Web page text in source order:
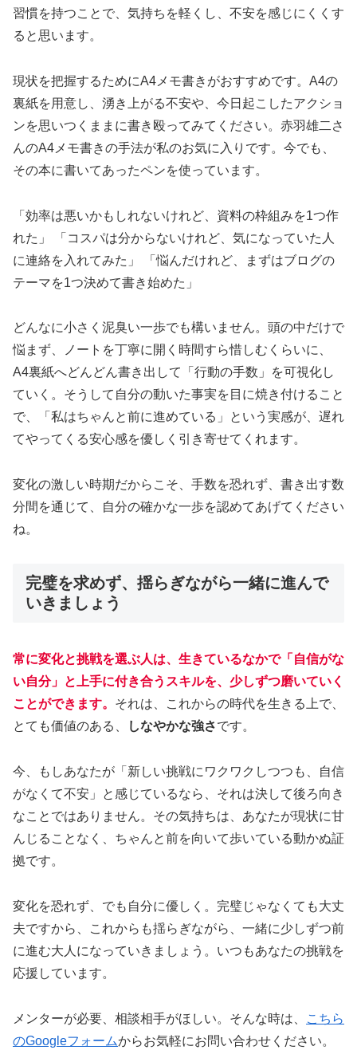
習慣を持つことで、気持ちを軽くし、不安を感じにくくす
ると思います。
現状を把握するためにA4メモ書きがおすすめです。A4の
裏紙を用意し、湧き上がる不安や、今日起こしたアクショ
ンを思いつくままに書き殴ってみてください。赤羽雄二さ
んのA4メモ書きの手法が私のお気に入りです。今でも、
その本に書いてあったペンを使っています。
「効率は悪いかもしれないけれど、資料の枠組みを1つ作
れた」 「コスパは分からないけれど、気になっていた人
に連絡を入れてみた」 「悩んだけれど、まずはブログの
テーマを1つ決めて書き始めた」
どんなに小さく泥臭い一歩でも構いません。頭の中だけで
悩まず、ノートを丁寧に開く時間すら惜しむくらいに、
A4裏紙へどんどん書き出して「行動の手数」を可視化し
ていく。そうして自分の動いた事実を目に焼き付けること
で、「私はちゃんと前に進めている」という実感が、遅れ
てやってくる安心感を優しく引き寄せてくれます。
変化の激しい時期だからこそ、手数を恐れず、書き出す数
分間を通じて、自分の確かな一歩を認めてあげてください
ね。
完璧を求めず、揺らぎながら一緒に進んで
いきましょう
常に変化と挑戦を選ぶ人は、生きているなかで「自信がな
い自分」と上手に付き合うスキルを、少しずつ磨いていく
ことができます。 それは、これからの時代を生きる上で、
とても価値のある、
しなやかな強さです。
今、もしあなたが「新しい挑戦にワクワクしつつも、自信
がなくて不安」と感じているなら、それは決して後ろ向き
なことではありません。その気持ちは、あなたが現状に甘
んじることなく、ちゃんと前を向いて歩いている動かぬ証
拠です。
変化を恐れず、でも自分に優しく。完璧じゃなくても大丈
夫ですから、これからも揺らぎながら、一緒に少しずつ前
に進む大人になっていきましょう。いつもあなたの挑戦を
応援しています。
メンターが必要、相談相手がほしい。そんな時は、
こちら
のGoogleフォームからお気軽にお問い合わせください。